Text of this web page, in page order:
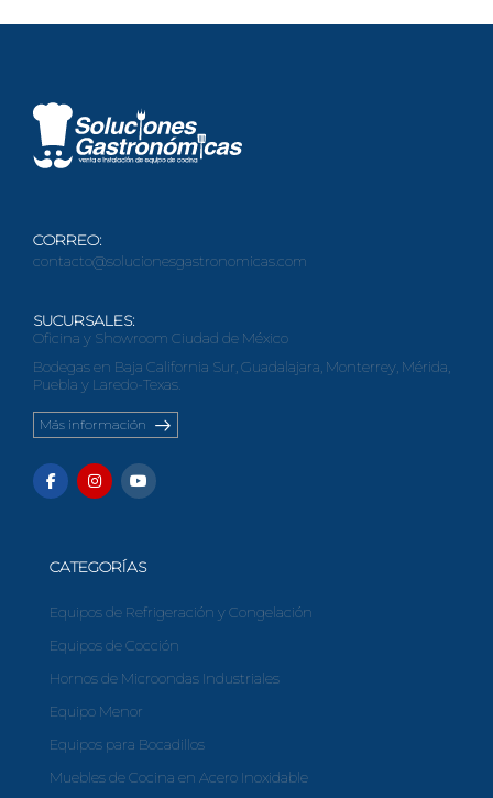
CORREO:
contacto@solucionesgastronomicas.com
SUCURSALES:
Oficina y Showroom Ciudad de México
Bodegas en Baja California Sur, Guadalajara, Monterrey, Mérida,
Puebla y Laredo-Texas.
Más información
CATEGORÍAS
Equipos de Refrigeración y Congelación
Equipos de Cocción
Hornos de Microondas Industriales
Equipo Menor
Equipos para Bocadillos
Muebles de Cocina en Acero Inoxidable